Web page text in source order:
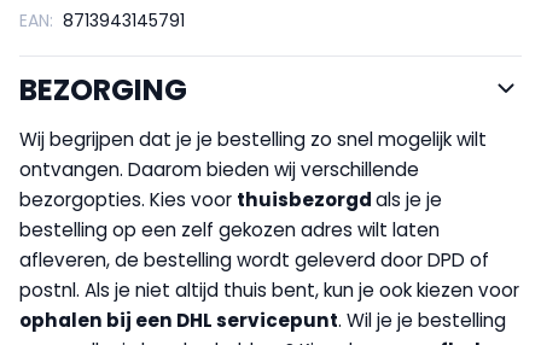
EAN: 8713943145791
BEZORGING
Wij begrijpen dat je je bestelling zo snel mogelijk wilt
ontvangen. Daarom bieden wij verschillende
bezorgopties. Kies voor thuisbezorgdals je je
bestelling op een zelf gekozen adres wilt laten
afleveren, de bestelling wordt geleverd door DPD of
postnl. Als je niet altijd thuis bent, kun je ook kiezen voor
ophalen bij een DHL servicepunt. Wil je je bestelling